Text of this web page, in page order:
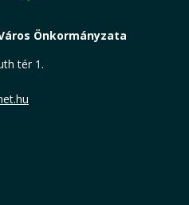
Önkormányzata
tér 1.